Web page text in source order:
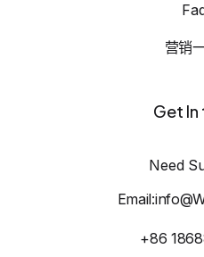
营销
Get
Need
+86